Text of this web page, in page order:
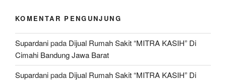
KOMENTAR PENGUNJUNG
Supardanipada Dijual Rumah Sakit “MITRA KASIH” Di
Cimahi Bandung Jawa Barat
Supardanipada Dijual Rumah Sakit “MITRA KASIH” Di